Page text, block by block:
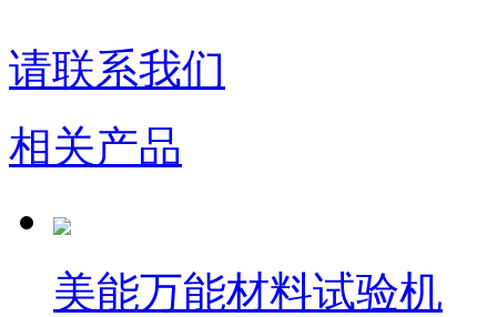
请联系我们
相关产品
美能万能材料试验机